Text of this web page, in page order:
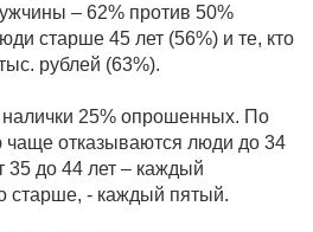
– 62% против 50%
старше 45 лет (56%) и те, кто
рублей (63%).
налички 25% опрошенных. По
чаще отказываются люди до 34
35 до 44 лет – каждый
старше, - каждый пятый.